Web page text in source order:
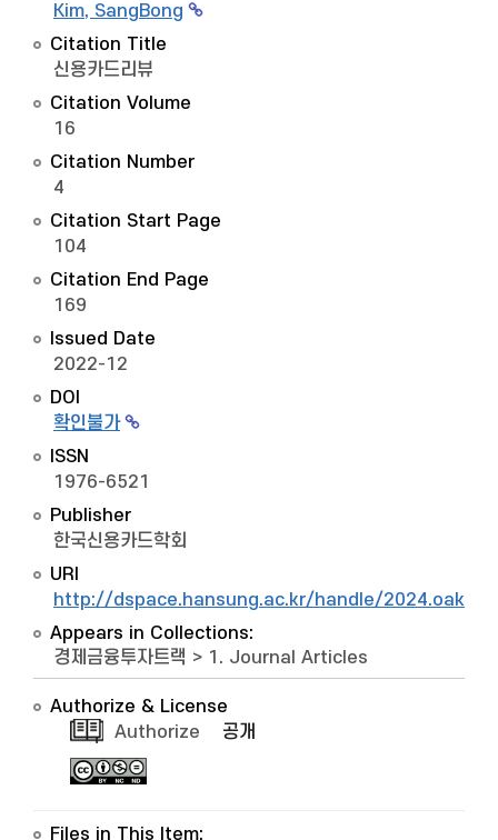
Kim, SangBong
Citation Title
신용카드리뷰
Citation Volume
16
Citation Number
4
Citation Start Page
104
Citation End Page
169
Issued Date
2022-12
DOI
확인불가
ISSN
1976-6521
Publisher
한국신용카드학회
URI
http://dspace.hansung.ac.kr/handle/2024.oak/
Appears in Collections:
경제금융투자트랙 > 1. Journal Articles
Authorize & License
Authorize
공개
Files in This Item: